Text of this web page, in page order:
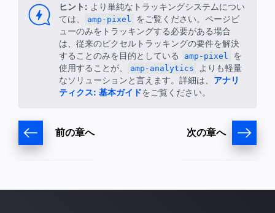
ヒント: より単純なトラッキングシステムについ
ては、
amp-pixel
をご覧ください。ページビ
ューのみをトラッキングする必要がある場合
は、従来のピクセルトラッキングの要件を解決
することのみを目的としている
amp-pixel
を
使用することが、
amp-analytics
よりも軽量
なソリューションと言えます。詳細は、 アナリ
ティクス: 基本ガイドをご覧ください。
前の章へ 次の章へ